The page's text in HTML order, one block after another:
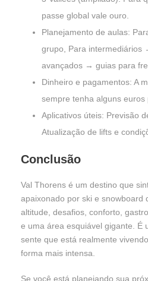
passe global vale ouro.
Planejamento de aulas:
grupo, Para intermediários
avançados → guias para
Dinheiro e pagamentos: A
sempre tenha alguns euros
Aplicativos úteis: Previsão
Atualização de lifts e
Conclusão
Val Thorens é um destino que
apaixonado por ski e snowboard
altitude, desafios, conforto,
e uma área esquiável gigante. É
sente que está realmente
forma mais intensa.
Se você está planejando sua